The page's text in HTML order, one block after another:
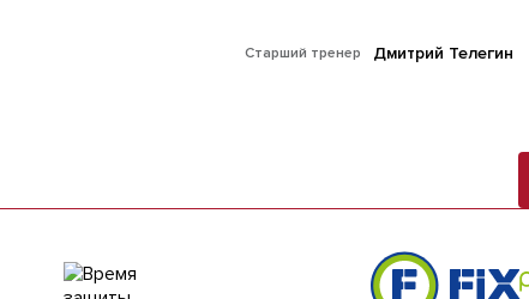
Старший тренер Дмитрий Телегин